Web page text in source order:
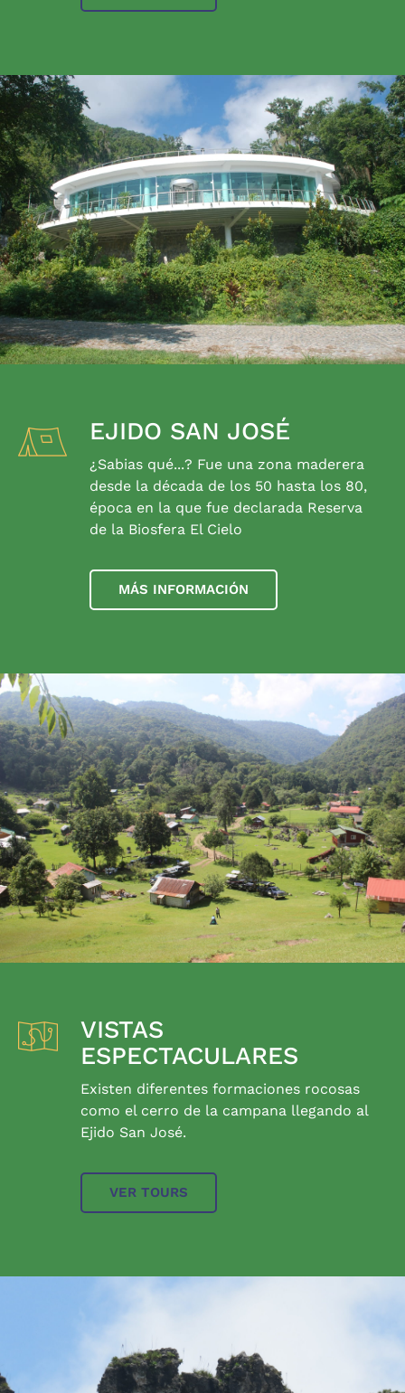
EJIDO SAN JOSÉ
¿Sabias qué...? Fue una zona maderera
desde la década de los 50 hasta los 80,
época en la que fue declarada Reserva
de la Biosfera El Cielo
MÁS INFORMACIÓN
VISTAS
ESPECTACULARES
Existen diferentes formaciones rocosas
como el cerro de la campana llegando al
Ejido San José.
VER TOURS